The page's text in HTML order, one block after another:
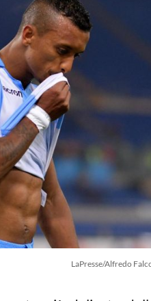
LaPresse/Alfredo